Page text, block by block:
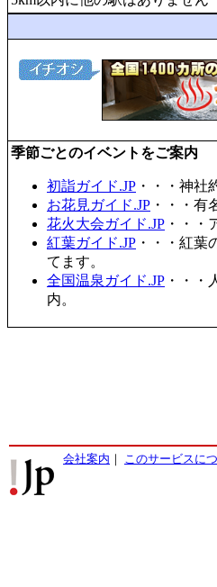
季節ごとのイベントをご案内
初詣ガイド.JP ・・・神社
お花見ガイド.JP ・・・有
花火大会ガイド.JP ・・・
紅葉ガイド.JP ・・・紅
てます。
全国温泉ガイド.JP ・・・
内。
会社案内 ｜ このサービスに